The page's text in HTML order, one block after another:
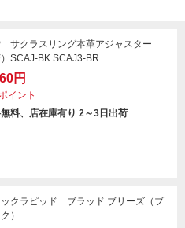
サクラスリング本革アジャスター
）SCAJ-BK SCAJ3-BR
円
イント
料、店在庫有り 2～3日出荷
ックラピッド ブラッド ブリーズ（ブ
）